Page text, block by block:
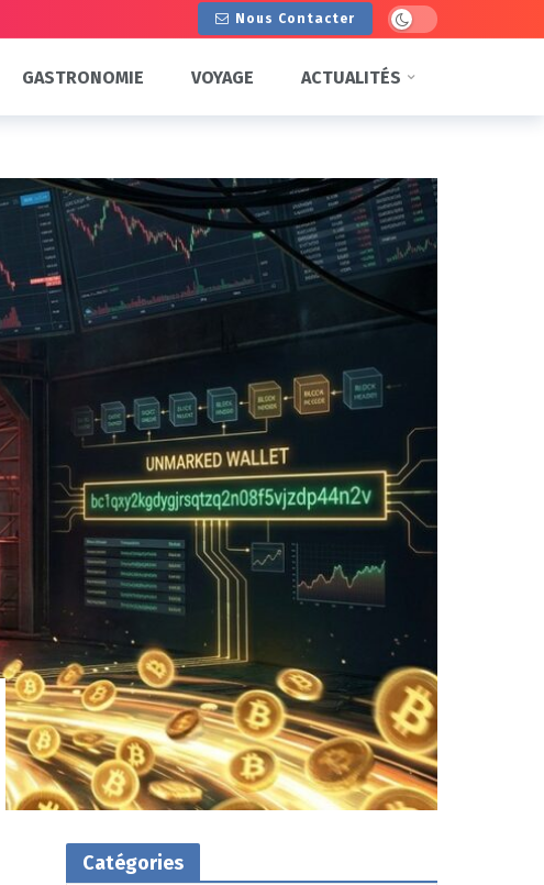
Nous Contacter Dark mode
GASTRONOMIE VOYAGE ACTUALITÉS
Catégories